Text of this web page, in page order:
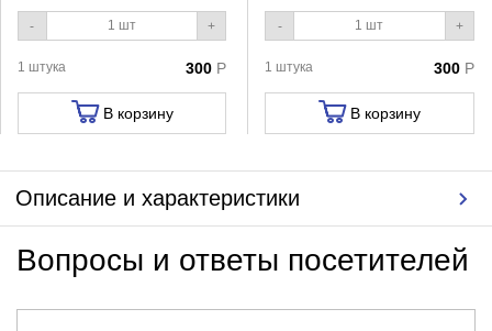
- +
1 штука 300 Р
В корзину
- +
1 штука 300 Р
В корзину
Описание и характеристики
Вопросы и ответы посетителей